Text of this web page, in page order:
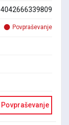
4042666339809
Povpraševanje
Povpraševanje